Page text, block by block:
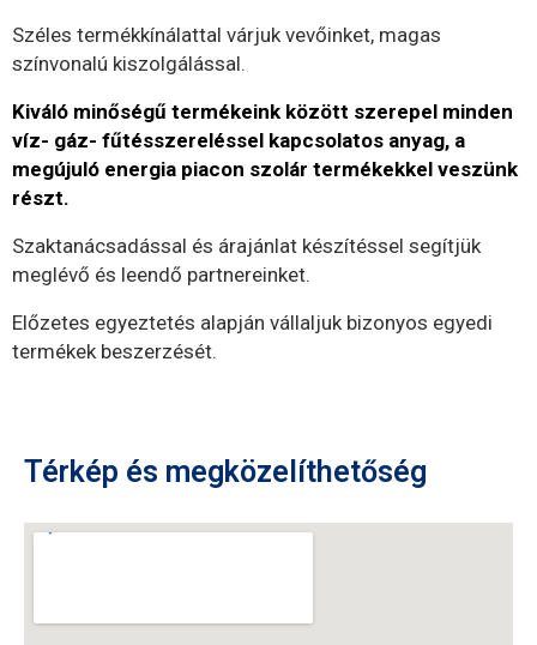
Széles termékkínálattal várjuk vevőinket, magas
színvonalú kiszolgálással.
Kiváló minőségű termékeink között szerepel minden
víz- gáz- fűtésszereléssel kapcsolatos anyag, a
megújuló energia piacon szolár termékekkel veszünk
részt.
Szaktanácsadással és árajánlat készítéssel segítjük
meglévő és leendő partnereinket.
Előzetes egyeztetés alapján vállaljuk bizonyos egyedi
termékek beszerzését.
Térkép és megközelíthetőség